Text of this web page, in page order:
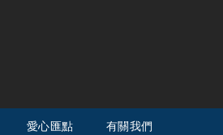
愛心匯點 有關我們